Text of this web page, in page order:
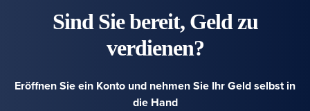
Sind Sie bereit, Geld zu
verdienen?
Eröffnen Sie ein Konto und nehmen Sie Ihr Geld selbst in
die Hand